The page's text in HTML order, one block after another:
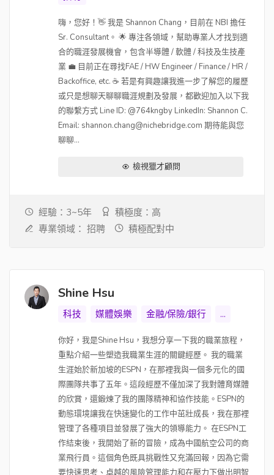
嗨，您好！👋 我是 Shannon Chang，目前在 NBI 擔任
Sr. Consultant。 🌟 專注各領域，幫助專業人才找到適
合的職涯發展機會，包含半導體 / 軟體 / 科技及生技產
業 💼 目前正在尋找FAE / HW Engineer / Finance / HR /
Backoffice, etc. ☕ 若是有興趣讓我進一步了解您的履歷
或只是想聊天聊聊職涯規劃及發展，都歡迎加入以下我
的聯繫方式 Line ID: @764kngby LinkedIn: Shannon C.
Email: shannon.chang@nichebridge.com 期待能與您
聊聊...
檢視獵才顧問
經驗：3~5年
積極度：高
專業領域： 招聘 積極配對中
Shine Hsu
科技 媒體娛樂 金融/保險/銀行 ...
你好，我是Shine Hsu，我想分享一下我的職業旅程，
重點介紹一些塑造我職業生涯的關鍵經歷。 我的職業
生涯始於新加坡的ESPN，在那裡我與一個多元化的國
際團隊共事了五年。這段經歷不僅加深了我對體育媒體
的欣賞，還鍛煉了我的團隊精神和協作技能。ESPN的
動態環境讓我在快速變化的工作中茁壯成長，我在那裡
管理了各種項目並發展了強大的領導能力。 在ESPN工
作結束後，我開始了新的冒險，成為中國航空公司的商
業飛行員。這個角色既具挑戰性又充滿回報，因為它需
要快速思考、卓越的風險管理能力和在壓力下做出明智